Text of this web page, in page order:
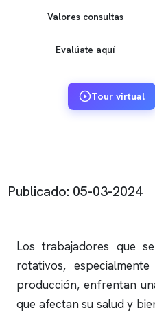
Valores consultas
Evalúate aquí
Tour virtual
Publicado: 05-03-2024
Los trabajadores que
rotativos,
producción, enfrentan
que afectan su salud y